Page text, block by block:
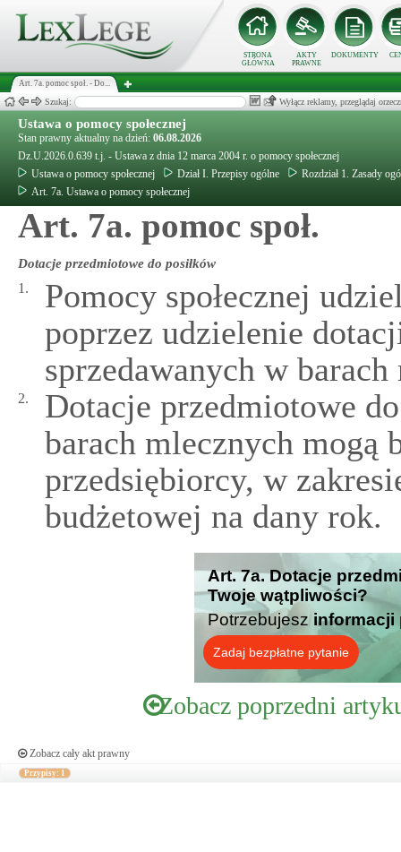
STRONA
GŁÓWNA
AKTY
PRAWNE
DOKUMENTY
Art. 7a. pomoc społ. - Do...
Szukaj: Wyłącz reklamy, przeglądaj
Ustawa o pomocy społecznej
Stan prawny aktualny na dzień: 06.08.2026
Dz.U.2026.0.639 t.j. - Ustawa z dnia 12 marca 2004 r. o pomocy społecznej
Ustawa o pomocy społecznej
Dział I. Przepisy ogólne
Rozdział 1. Zasady
Art. 7a. Ustawa o pomocy społecznej
Art. 7a. pomoc społ.
Dotacje przedmiotowe do posiłków
1.
Pomocy społecznej
poprzez udzielenie
sprzedawanych w
2.
Dotacje przedmiotowe
barach mlecznych mogą
przedsiębiorcy, w
budżetowej na dany rok.
Art. 7a. Dotacje
Twoje wątpliwości?
Potrzebujesz informacji
Zadaj bezpłatne pytanie
Zobacz poprzedni
Zobacz cały akt prawny
Przypisy: 1